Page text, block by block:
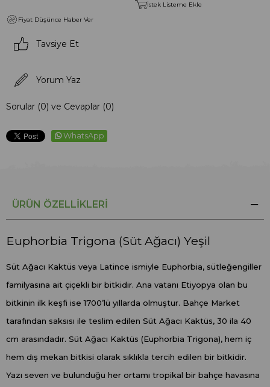
İstek Listeme Ekle
Fiyat Düşünce Haber Ver
Tavsiye Et
Yorum Yaz
Sorular (0) ve Cevaplar (0)
WhatsApp
ÜRÜN ÖZELLIKLERI
Euphorbia Trigona (Süt Ağacı) Yeşil
Süt Ağacı Kaktüs veya Latince ismiyle Euphorbia, sütleğengiller
familyasına ait çiçekli bir bitkidir. Ana vatanı Etiyopya olan bu
bitkinin ilk keşfi ise 1700’lü yıllarda olmuştur. Bahçe Market
tarafından saksısı ile teslim edilen Süt Ağacı Kaktüs, 30 ila 40
cm arasındadır. Süt Ağacı Kaktüs (Euphorbia Trigona), hem iç
hem dış mekan bitkisi olarak sıklıkla tercih edilen bir bitkidir.
Yazı seven ve bulunduğu her ortamı tropikal bir bahçe havasına